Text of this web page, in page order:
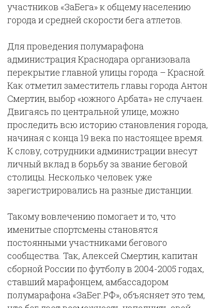
участников «ЗаБега» к общему населению
города и средней скорости бега атлетов.
Для проведения полумарафона
администрация Краснодара организовала
перекрытие главной улицы города – Красной.
Как отметил заместитель главы города Антон
Смертин, выбор «южного Арбата» не случаен.
Двигаясь по центральной улице, можно
проследить всю историю становления города,
начиная с конца 19 века по настоящее время.
К слову, сотрудники администрации внесут
личный вклад в борьбу за звание беговой
столицы. Несколько человек уже
зарегистрировались на разные дистанции.
Такому вовлечению помогает и то, что
именитые спортсмены становятся
постоянными участниками бегового
сообщества. Так, Алексей Смертин, капитан
сборной России по футболу в 2004-2005 годах,
ставший марафонцем, амбассадором
полумарафона «ЗаБег.РФ», объясняет это тем,